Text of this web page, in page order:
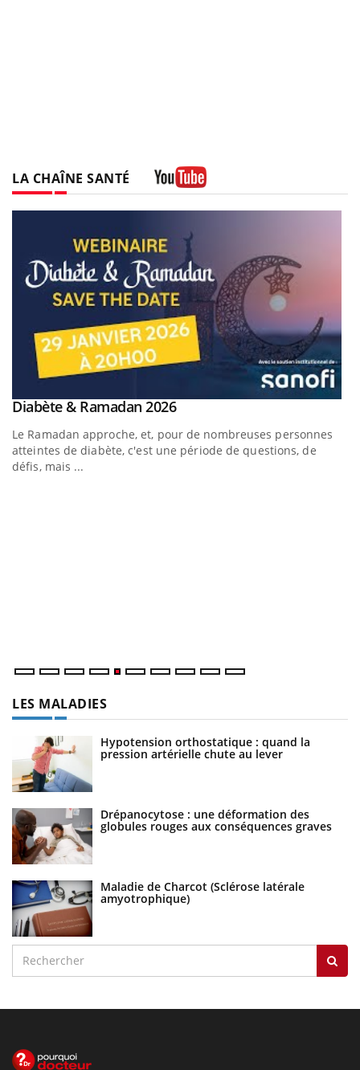
LA CHAÎNE SANTÉ
Youtube
Diabète & Ramadan 2026Youtube
Le Ramadan approche, et, pour de nombreuses personnes
atteintes de diabète, c'est une période de questions, de
défis, mais ...
Youtube
Un « jumeau numérique » pour faciliter l’accès à la
Un établissement lié à un groupe mutualiste innove en
matière de bilan de santé : l'utilisation d'un « jumeau
pression artérielle chute au lever
globules rouges aux conséquences graves
amyotrophique)